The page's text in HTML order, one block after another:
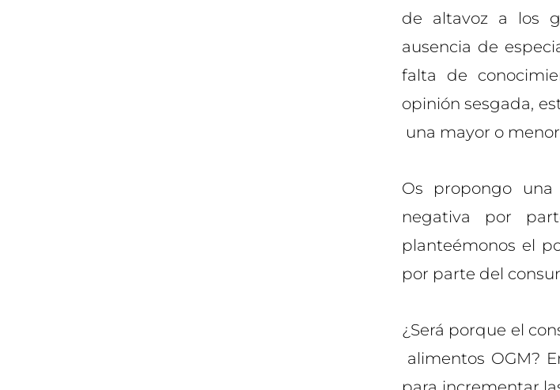
de altavoz a los
ausencia de
falta de
opinión sesgada,
una mayor o
Os propongo
negativa por
planteémonos el
por parte del
¿Será porque el
alimentos OGM?